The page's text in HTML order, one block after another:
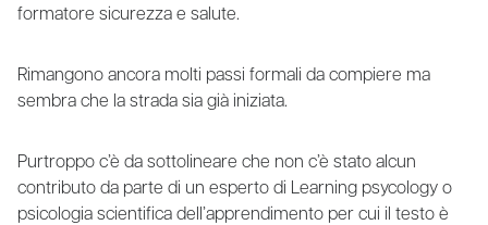
formatore sicurezza e salute.
Rimangono ancora molti passi formali da compiere ma
sembra che la strada sia già iniziata.
Purtroppo c’è da sottolineare che non c’è stato alcun
contributo da parte di un esperto di Learning psycology o
psicologia scientifica dell’apprendimento per cui il testo è